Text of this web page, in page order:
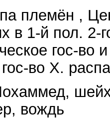
племён ,
в 1-й пол. 2-
гос-во
во X.
вождь